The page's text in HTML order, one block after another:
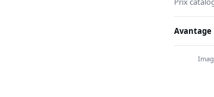
Avantage